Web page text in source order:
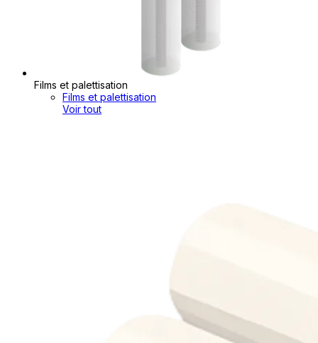
Films et palettisation
Films et palettisation
Voir tout